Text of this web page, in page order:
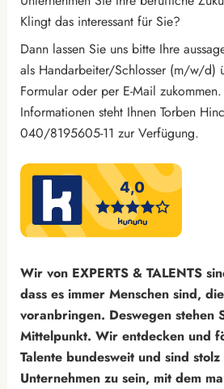
Klingt das interessant für Sie?
Dann lassen Sie uns bitte Ihre
als Handarbeiter/Schlosser (m/w/d)
Formular oder per E-Mail
Informationen steht Ihnen Torben
040/8195605-11 zur Verfügung.
Wir von EXPERTS & TALENTS
dass es immer Menschen sind,
voranbringen. Deswegen stehen
Mittelpunkt. Wir entdecken und
Talente bundesweit und sind
Unternehmen zu sein, mit dem